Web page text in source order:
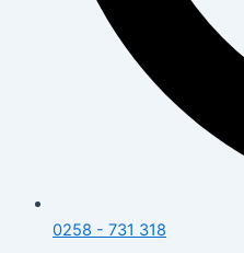
0258 - 731 318